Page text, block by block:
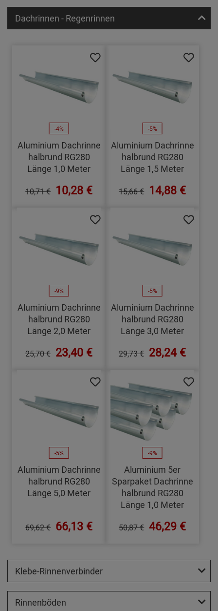
Dachrinnen - Regenrinnen
-4%
Aluminium Dachrinne
halbrund RG280
Länge 1,0 Meter
10,71 € 10,28 €
-5%
Aluminium Dachrinne
halbrund RG280
Länge 1,5 Meter
15,66 € 14,88 €
-9%
Aluminium Dachrinne
halbrund RG280
Länge 2,0 Meter
25,70 € 23,40 €
-5%
Aluminium Dachrinne
halbrund RG280
Länge 3,0 Meter
29,73 € 28,24 €
-5%
Aluminium Dachrinne
halbrund RG280
Länge 5,0 Meter
69,62 € 66,13 €
-9%
Aluminium 5er
Sparpaket Dachrinne
halbrund RG280
Länge 1,0 Meter
50,87 € 46,29 €
Klebe-Rinnenverbinder
Rinnenböden